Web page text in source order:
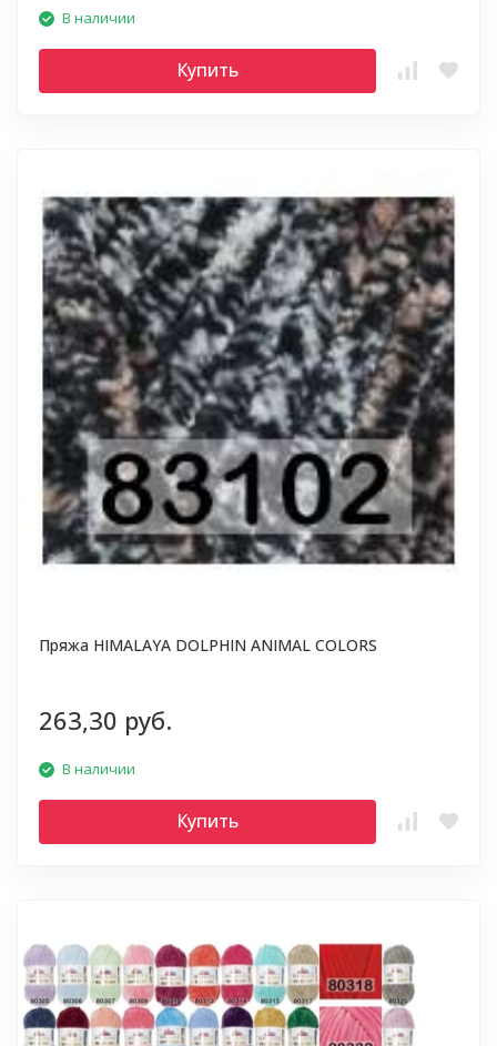
В наличии
Купить
Пряжа HIMALAYA DOLPHIN ANIMAL COLORS
263,30 руб.
В наличии
Купить